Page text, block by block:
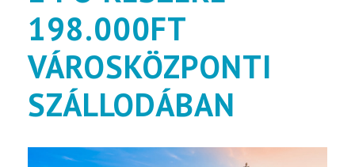
198.000FT
VÁROSKÖZPONTI
SZÁLLODÁBAN